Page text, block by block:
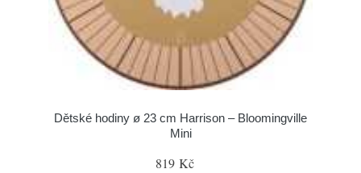
Dětské hodiny ø 23 cm Harrison – Bloomingville
Mini
819 Kč